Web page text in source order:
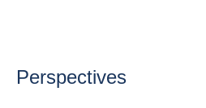
Perspectives